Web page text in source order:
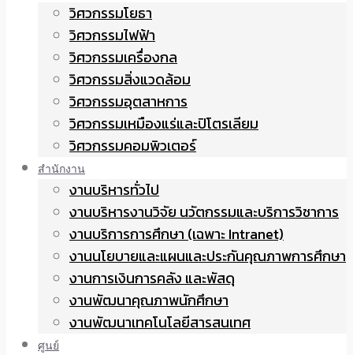
วิศวกรรมโยธา
วิศวกรรมไฟฟ้า
วิศวกรรมเครื่องกล
วิศวกรรมสิ่งแวดล้อม
วิศวกรรมอุตสาหการ
วิศวกรรมเหมืองแร่และปิโตรเลียม
วิศวกรรมคอมพิวเตอร์
สำนักงาน
งานบริหารทั่วไป
งานบริหารงานวิจัย นวัตกรรมและบริการวิชาการ
งานบริการการศึกษา (เฉพาะ Intranet)
งานนโยบายและแผนและประกันคุณภาพการศึกษา
งานการเงินการคลัง และพัสดุ
งานพัฒนาคุณภาพนักศึกษา
งานพัฒนาเทคโนโลยีสารสนเทศ
ศูนย์